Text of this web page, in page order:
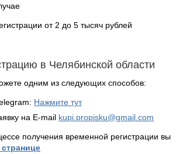
от 2 до 5 тысяч рублей
в Челябинской области
одним из следующих способов:
Нажмите тут
на E-mail kupi.propisku@gmail.com
получения временной регистрации вы
странице